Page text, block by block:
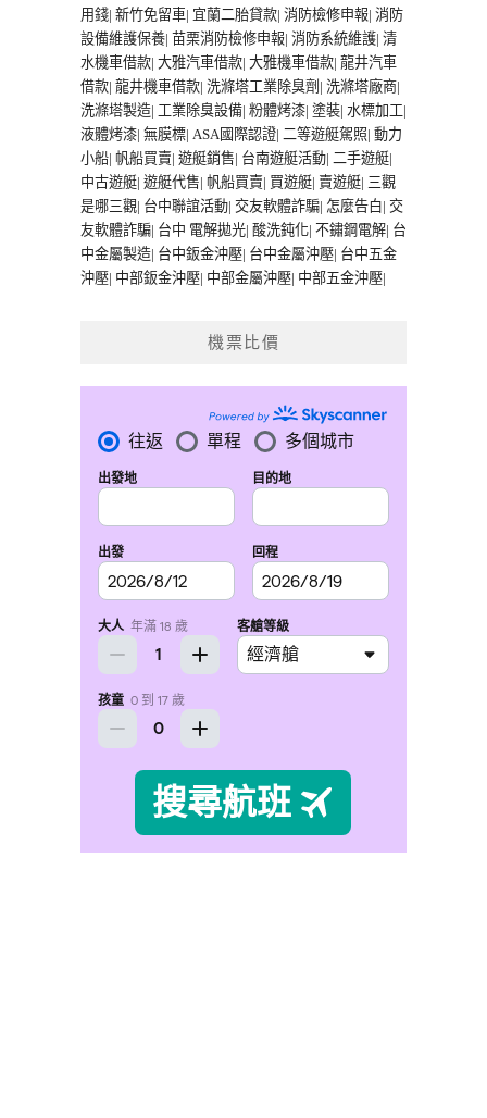
用錢| 新竹免留車| 宜蘭二胎貸款| 消防檢修申報| 消防
設備維護保養| 苗栗消防檢修申報| 消防系統維護| 清
水機車借款| 大雅汽車借款| 大雅機車借款| 龍井汽車
借款| 龍井機車借款| 洗滌塔工業除臭劑 | 洗滌塔廠商|
洗滌塔製造| 工業除臭設備| 粉體烤漆| 塗裝| 水標加工|
液體烤漆| 無膜標| ASA國際認證| 二等遊艇駕照| 動力
小船| 帆船買賣| 遊艇銷售| 台南遊艇活動| 二手遊艇|
中古遊艇| 遊艇代售| 帆船買賣| 買遊艇| 賣遊艇| 三觀
是哪三觀| 台中聯誼活動| 交友軟體詐騙| 怎麼告白| 交
友軟體詐騙| 台中 電解拋光| 酸洗鈍化| 不鏽鋼電解| 台
中金屬製造| 台中鈑金沖壓| 台中金屬沖壓| 台中五金
沖壓| 中部鈑金沖壓| 中部金屬沖壓| 中部五金沖壓|
機票比價